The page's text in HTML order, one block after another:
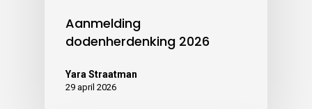
Aanmelding
dodenherdenking 2026
Yara Straatman
29 april 2026